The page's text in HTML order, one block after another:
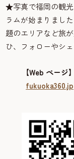
★写真で福岡の観
ラムが始まりまし
題のエリアなど旅
ひ、フォローやシ
【Web ページ】
fukuoka360.jp